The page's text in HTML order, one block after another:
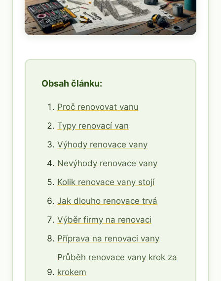
Obsah článku:
Proč renovovat vanu
Typy renovací van
Výhody renovace vany
Nevýhody renovace vany
Kolik renovace vany stojí
Jak dlouho renovace trvá
Výběr firmy na renovaci
Příprava na renovaci vany
Průběh renovace vany krok za
krokem